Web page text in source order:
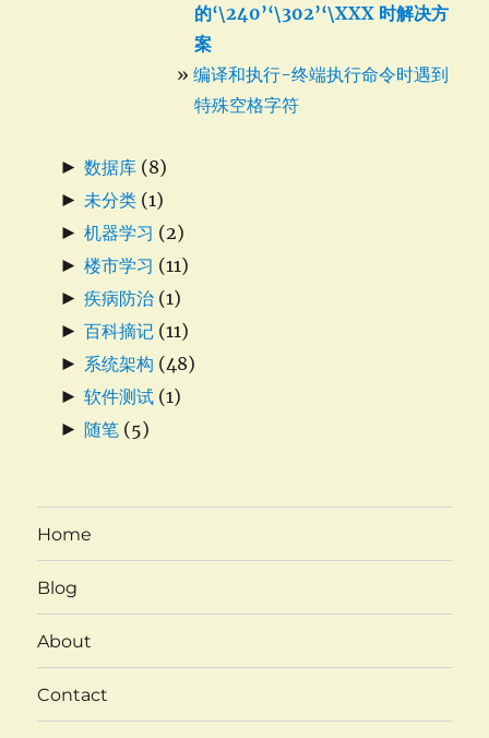
的‘\240’‘\302’‘\XXX 时解决方
案
编译和执行-终端执行命令时遇到
特殊空格字符
► 数据库 (8)
► 未分类 (1)
► 机器学习 (2)
► 楼市学习 (11)
► 疾病防治 (1)
► 百科摘记 (11)
► 系统架构 (48)
► 软件测试 (1)
► 随笔 (5)
Home
Blog
About
Contact